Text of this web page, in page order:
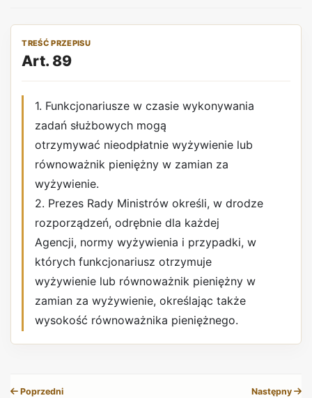
TREŚĆ PRZEPISU
Art. 89
1. Funkcjonariusze w czasie wykonywania
zadań służbowych mogą
otrzymywać nieodpłatnie wyżywienie lub
równoważnik pieniężny w zamian za
wyżywienie.
2. Prezes Rady Ministrów określi, w drodze
rozporządzeń, odrębnie dla każdej
Agencji, normy wyżywienia i przypadki, w
których funkcjonariusz otrzymuje
wyżywienie lub równoważnik pieniężny w
zamian za wyżywienie, określając także
wysokość równoważnika pieniężnego.
Poprzedni Następny